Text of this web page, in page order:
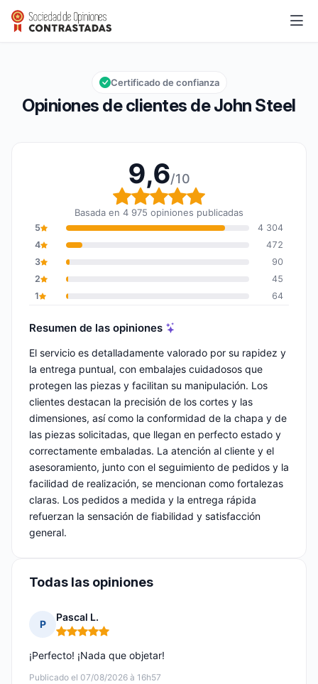
John Steel
Calificación global: 9,6 de 10
9,6/10
Opiniones de clientes de John Steel
Certificado de confianza
9,6/10
Calificación global: 9,6
Basada en 4 975 opiniones publicadas
5
4 304
4
472
3
90
2
45
1
64
Resumen de las opiniones
El servicio es detalladamente valorado por su rapidez y
la entrega puntual, con embalajes cuidadosos que
protegen las piezas y facilitan su manipulación. Los
clientes destacan la precisión de los cortes y las
dimensiones, así como la conformidad de la chapa y de
las piezas solicitadas, que llegan en perfecto estado y
correctamente embaladas. La atención al cliente y el
asesoramiento, junto con el seguimiento de pedidos y la
facilidad de realización, se mencionan como fortalezas
claras. Los pedidos a medida y la entrega rápida
refuerzan la sensación de fiabilidad y satisfacción
general.
Todas las opiniones
P
Pascal L.
Nota: 5 de 5
Publicado el 07/08/2026 à 16h57
¡Perfecto! ¡Nada que objetar!